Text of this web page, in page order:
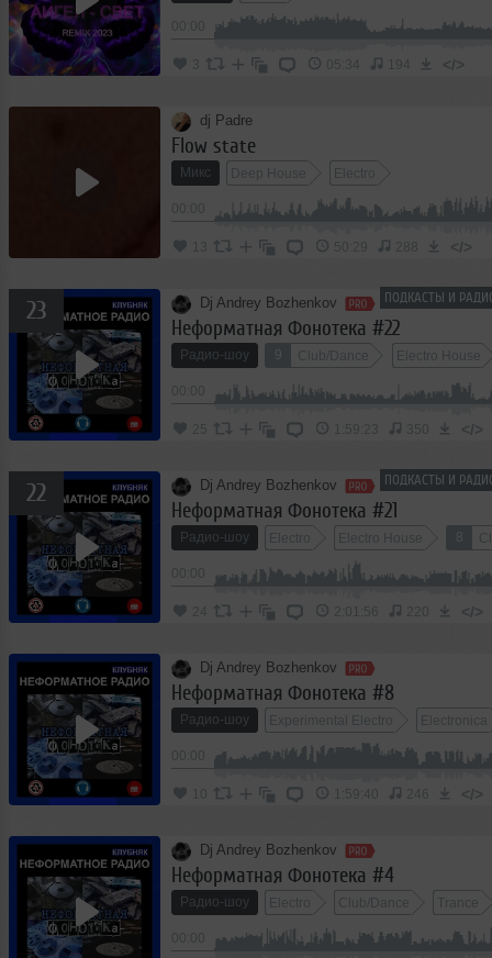
3 05:34 194 </>
dj Padre
Flow state
Микс Deep House Electro
13 50:29 288 </>
ПОДКАСТЫ И
23 Dj Andrey Bozhenkov
Неформатная Фонотека #22
Радио-шоу 9 Club/Dance Electro House
25 1:59:23 350 </>
ПОДКАСТЫ И
22 Dj Andrey Bozhenkov
Неформатная Фонотека #21
Радио-шоу Electro Electro House 8
24 2:01:56 220 </>
Dj Andrey Bozhenkov
Неформатная Фонотека #8
Радио-шоу Experimental Electro Electronica
1:59:40 246 </>
Dj Andrey Bozhenkov
Неформатная Фонотека #4
Радио-шоу Electro Club/Dance Trance